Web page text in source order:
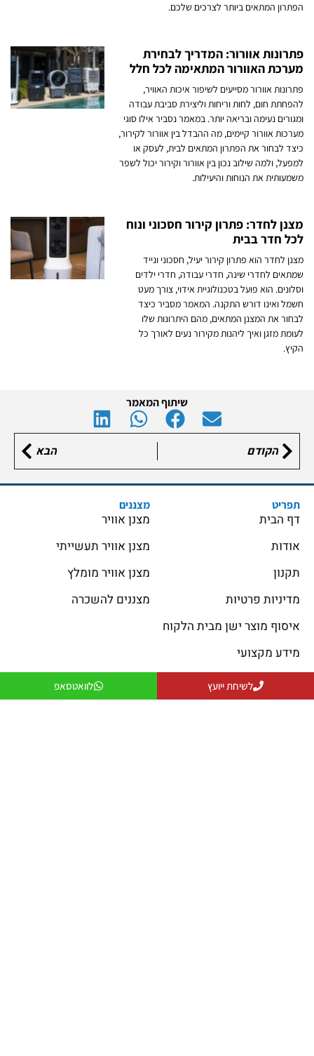
הפתרון המתאים ביותר לצרכים שלכם.
פתרונות אוורור: המדריך לבחירת
מערכת האוורור המתאימה לכל חלל
פתרונות אוורור מסייעים לשיפור איכות האוויר,
להפחתת חום, לחות וריחות וליצירת סביבת עבודה
ומגורים נעימה ובריאה יותר. במאמר נסביר אילו סוגי
מערכות אוורור קיימים, מה ההבדל בין אוורור לקירור,
כיצד לבחור את הפתרון המתאים לבית, לעסק או
למפעל, ולמה שילוב נכון בין אוורור וקירור יכול לשפר
משמעותית את הנוחות והיעילות.
מצנן לחדר: פתרון קירור חסכוני ונוח
לכל חדר בבית
מצנן לחדר הוא פתרון קירור יעיל, חסכוני ונייד
שמתאים לחדרי שינה, חדרי עבודה, חדרי ילדים
וסלונים. הוא פועל בטכנולוגיית אידוי, צורך מעט
חשמל ואינו דורש התקנה. המאמר מסביר כיצד
לבחור את המצנן המתאים, מהם היתרונות שלו
לעומת מזגן ואיך ליהנות מקירור נעים לאורך כל
הקיץ.
שיתוף המאמר
הקודם הבא
תפריט
דף הבית
אודות
תקנון
מדיניות פרטיות
איסוף מוצר ישן מבית הלקוח
מידע מקצועי
יצירת קשר
מצננים
מצנן אוויר
מצנן אוויר תעשייתי
מצנן אוויר מומלץ
מצננים להשכרה
לשיחת ייועץ לוואטסאפ